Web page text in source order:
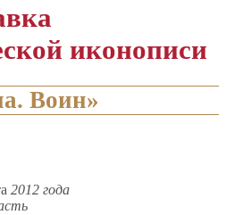
иконописи
Воин»
2012 года